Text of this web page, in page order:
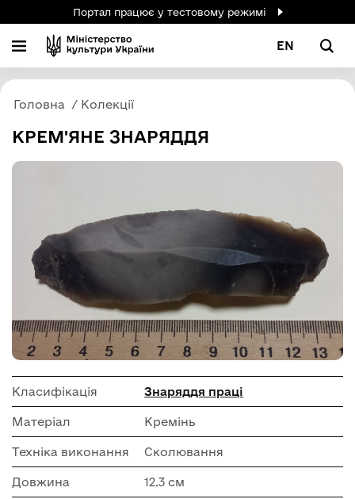
Портал працює у тестовому режимі
EN
Головна Колекції
КРЕМ'ЯНЕ ЗНАРЯДДЯ
Класифікація Знаряддя праці
Матеріал Кремінь
Техніка виконання Сколювання
Довжина 12.3 см